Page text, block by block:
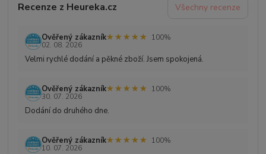
Recenze z Heureka.cz Všechny recenze
Ověřený zákazník★★★★★
★★★★★
100%
02. 08. 2026
Velmi rychlé dodání a pěkné zboží. Jsem spokojená.
Ověřený zákazník★★★★★
★★★★★
100%
30. 07. 2026
Dodání do druhého dne.
Ověřený zákazník★★★★★
★★★★★
100%
10. 07. 2026